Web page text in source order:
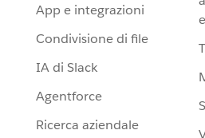
App e integrazioni
Condivisione di file
IA di Slack
Agentforce
Ricerca aziendale